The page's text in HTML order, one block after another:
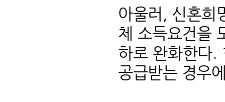
아울러, 신혼희
체 소득요건을
하로 완화한다.
공급받는 경우